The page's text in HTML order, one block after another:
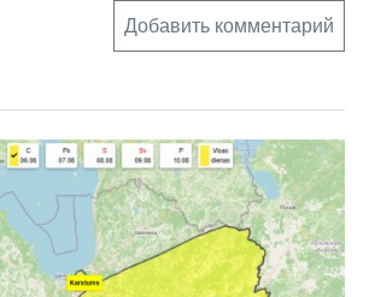
Добавить комментарий